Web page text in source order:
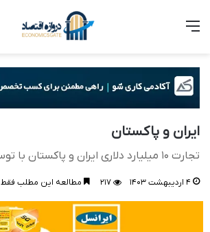
منو
ایران و پاکستان
تجارت ۱۰ میلیارد‌ دلاری ایران و پاکستان با توسعه زیرساخت‌ها
۴ اردیبهشت ۱۴۰۳ ۲۱۷ مطالعه این مطلب فقط ۲ دقیقه زمان نیاز دارد!